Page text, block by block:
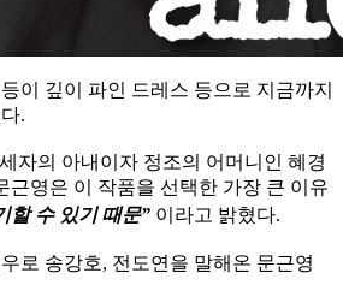
이 깊이 파인 드레스 등으로 지금까지
.
자의 아내이자 정조의 어머니인 혜경
근영은 이 작품을 선택한 가장 큰 이유
할 수 있기 때문” 이라고 밝혔다.
로 송강호, 전도연을 말해온 문근영